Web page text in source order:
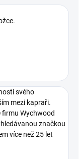
svého
mezi kapraři.
Wychwood
značkou
více než 25 let